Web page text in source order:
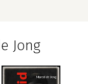
Jong